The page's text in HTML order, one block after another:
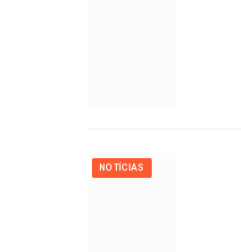
NOTÍCIAS